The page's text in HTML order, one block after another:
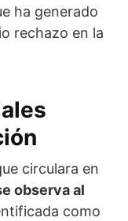
ha generado
rechazo en la
circulara en
observa al
como